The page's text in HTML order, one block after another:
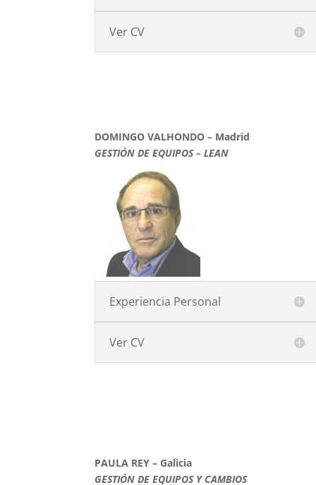
Ver CV
DOMINGO VALHONDO – Madrid
GESTIÓN DE EQUIPOS – LEAN
Experiencia Personal
Ver CV
PAULA REY – Galicia
GESTIÓN DE EQUIPOS Y CAMBIOS